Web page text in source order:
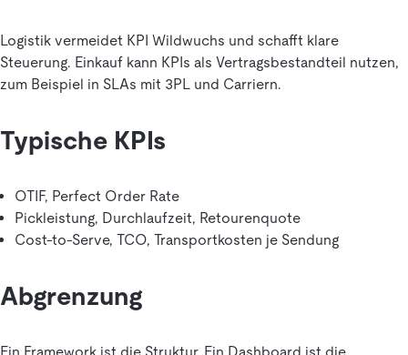
Logistik vermeidet KPI Wildwuchs und schafft klare
Steuerung. Einkauf kann KPIs als Vertragsbestandteil nutzen,
zum Beispiel in SLAs mit 3PL und Carriern.
Typische KPIs
OTIF, Perfect Order Rate
Pickleistung, Durchlaufzeit, Retourenquote
Cost-to-Serve, TCO, Transportkosten je Sendung
Abgrenzung